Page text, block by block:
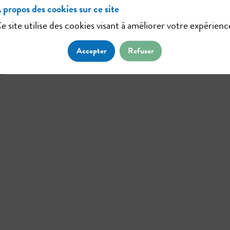
des cookies sur ce site
site utilise des cookies visant à améliorer votre
Accepter Refuser